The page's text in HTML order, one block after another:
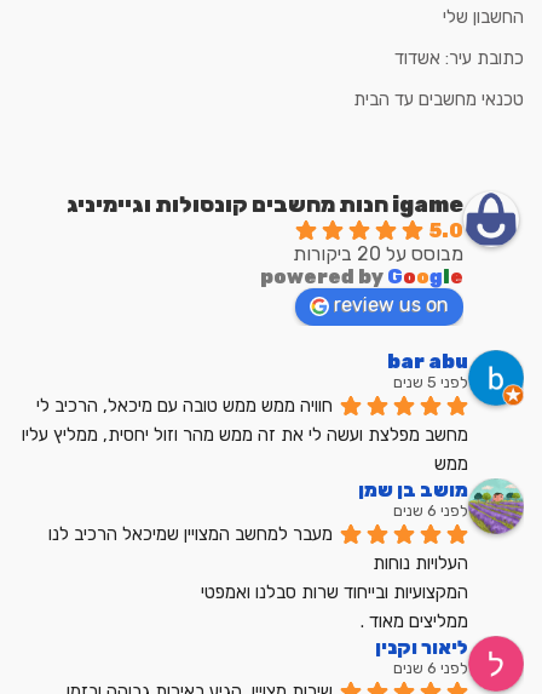
החשבון שלי
כתובת עיר: אשדוד
טכנאי מחשבים עד הבית
igame חנות מחשבים קונסולות וגיימיניג
5.0
מבוסס על 20 ביקורות
powered by Goog e
review us on
bar abu
לפני 5 שנים
ממש
מושב בן שמן
לפני 6 שנים
מעבר למחשב המצויין שמיכאל הרכיב לנו
העלויות נוחות
המקצועיות ובייחוד שרות סבלנו ואמפטי
ממליצים מאוד .
ליאור וקנין
לפני 6 שנים